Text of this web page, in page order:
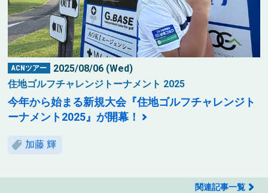
ACNツアー
2025/08/06 (Wed)
住地ゴルフチャレンジトーナメント 2025
今年から始まる新規大会『住地ゴルフチャレンジト
ーナメント2025』が開幕！
加藤 輝
関連記事一覧